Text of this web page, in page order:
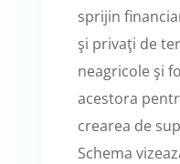
sprijin
şi privaţi de
neagricole şi
acestora
crearea de
Schema